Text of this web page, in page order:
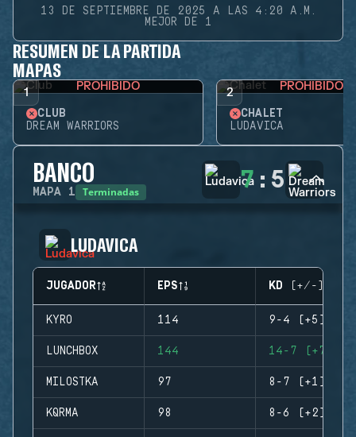
13 DE SEPTIEMBRE DE 2025 A LAS 4:20 A.M.
MEJOR DE 1
RESUMEN DE LA PARTIDA
MAPAS
1 PROHIBIDO
CLUB
DREAM WARRIORS
2 PROHIBIDO
CHALET
LUDAVICA
BANCO
MAPA 1 Terminadas 7 : 5
LUDAVICA
JUGADOR EPS KD (+/-)
KYRO 114 9-4 (+5)
LUNCHBOX 144 14-7 (+7)
MILOSTKA 97 8-7 (+1)
KQRMA 98 8-6 (+2)